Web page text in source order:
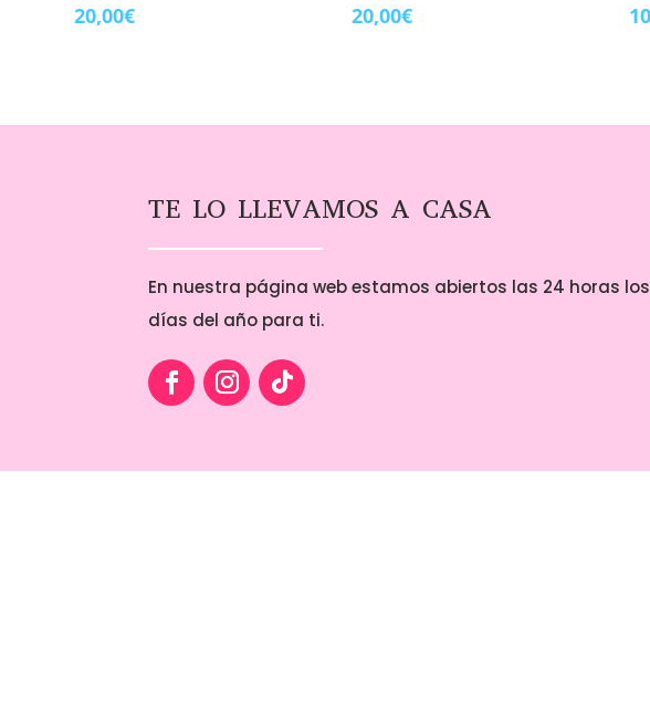
20,00€ 20,00€
TE LO LLEVAMOS A CASA
En nuestra página web estamos abiertos las 24 horas
días del año para ti.